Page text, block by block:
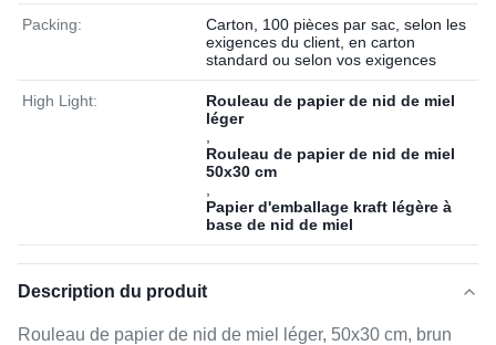
Packing:
Carton, 100 pièces par sac, selon les
exigences du client, en carton
standard ou selon vos exigences
High Light:
Rouleau de papier de nid de miel
léger
Rouleau de papier de nid de miel
50x30 cm
Papier d'emballage kraft légère à
base de nid de miel
Description du produit
Rouleau de papier de nid de miel léger, 50x30 cm, brun